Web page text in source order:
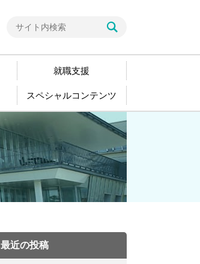
就職支援
スペシャルコンテンツ
最近の投稿